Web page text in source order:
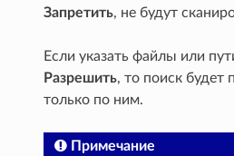
Запретить, не будут
Если указать файлы или
Разрешить, то поиск будет
только по ним.
Примечание